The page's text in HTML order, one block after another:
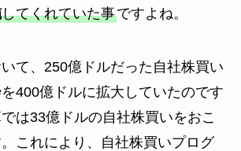
してくれていた事ですよね。
て、250億ドルだった自社株買い
400億ドルに拡大していたのです
は33億ドルの自社株買いをおこ
これにより、自社株買いプログ